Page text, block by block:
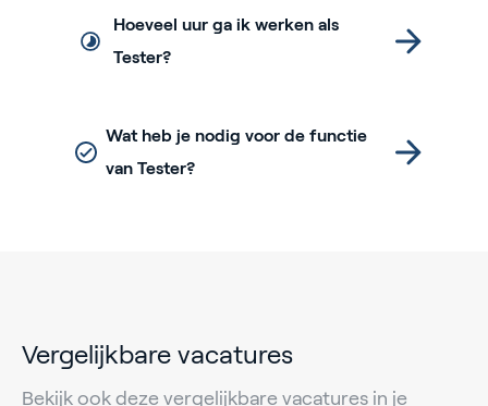
Hoeveel uur ga ik werken als
Tester?
Wat heb je nodig voor de functie
van Tester?
Vergelijkbare vacatures
Bekijk ook deze vergelijkbare vacatures in je